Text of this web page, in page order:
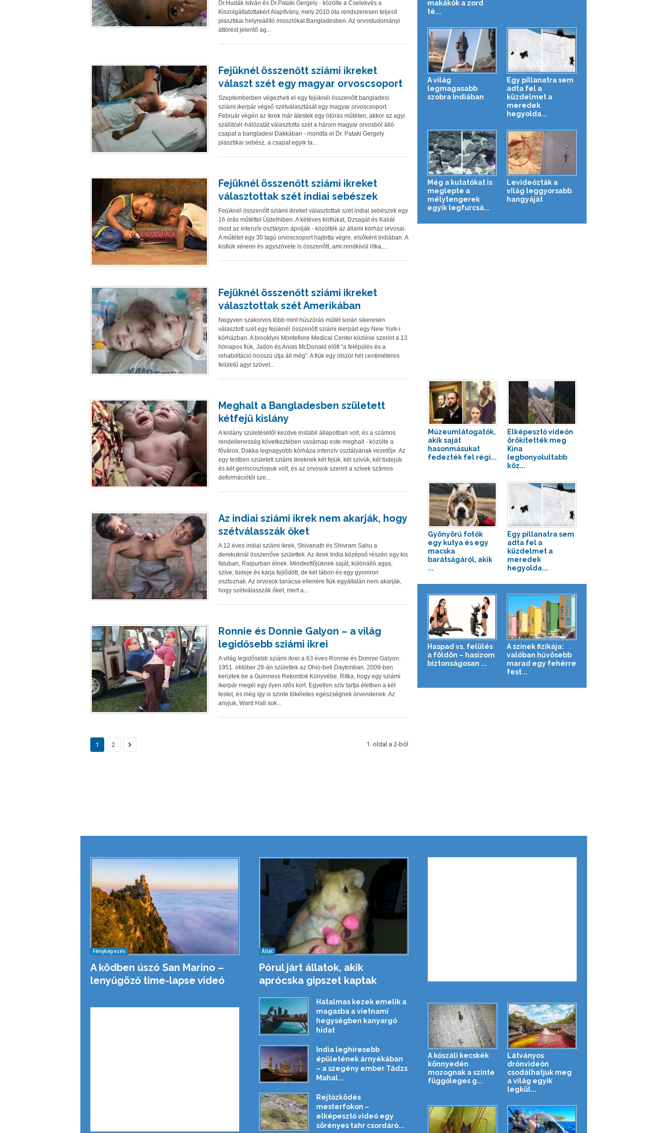
Dr.Hudák István és Dr.Pataki Gergely - közölte a Cselekvés a
Kiszolgáltatottakért Alapítvány, mely 2010 óta rendszeresen teljesít
plasztikai helyreállító missziókat Bangladesben. Az orvostudományi
áttörést jelentő ag...
Fejüknél összenőtt sziámi ikreket
választ szét egy magyar orvoscsoport
Szeptemberben végezheti el egy fejüknél összenőtt bangladesi
sziámi ikerpár végső szétválasztását egy magyar orvoscsoport.
Február végén az ikrek már átestek egy ötórás műtéten, akkor az agyi
szállítóér-hálózatát választotta szét a három magyar orvosból álló
csapat a bangladesi Dakkában - mondta el Dr. Pataki Gergely
plasztikai sebész, a csapat egyik ta...
Fejüknél összenőtt sziámi ikreket
választottak szét indiai sebészek
Fejüknél összenőtt sziámi ikreket választottak szét indiai sebészek egy
16 órás műtéttel Újdelhiben. A kétéves kisfiúkat, Dzsagát és Kaliát
most az intenzív osztályon ápolják - közölték az állami kórház orvosai.
A műtétet egy 30 tagú orvoscsoport hajtotta végre, elsőként Indiában. A
kisfiúk vérerei és agyszövete is összenőtt, ami rendkívül ritka,...
Fejüknél összenőtt sziámi ikreket
választottak szét Amerikában
Negyven szakorvos több mint húszórás műtét során sikeresen
választott szét egy fejüknél összenőtt sziámi ikerpárt egy New York-i
kórházban. A brooklyni Montefiore Medical Center közlése szerint a 13
hónapos fiúk, Jadon és Anias McDonald előtt “a felépülés és a
rehabilitáció hosszú útja áll még”. A fiúk egy ötször hét centiméteres
felületű agyi szövet...
Meghalt a Bangladesben született
kétfejű kislány
A kislány születésétől kezdve instabil állapotban volt, és a számos
rendellenesség következtében vasárnap este meghalt - közölte a
főváros, Dakka legnagyobb kórháza intenzív osztályának vezetője. Az
egy testben született sziámi ikreknek két fejük, két szívük, két tüdejük
és két gerincoszlopuk volt, és az orvosok szerint a szívek számos
deformációtól sze...
Az indiai sziámi ikrek nem akarják, hogy
szétválasszák őket
A 12 éves indiai sziámi ikrek, Shivanath és Shivram Sahu a
derekuknál összenőve születtek. Az ikrek India középső részén egy kis
faluban, Raipurban élnek. Mindkettőjüknek saját, különálló agya,
szíve, tüdeje és karja fejlődött, de két lábon és egy gyomron
osztoznak. Az orvosok tanácsa ellenére fiúk egyáltalán nem akarják,
hogy szétválasszák őket, mert a...
Ronnie és Donnie Galyon – a világ
legidősebb sziámi ikrei
A világ legidősebb sziámi ikrei a 63 éves Ronnie és Donnie Galyon.
1951. október 28-án születtek az Ohio-beli Daytonban. 2009-ben
kerültek be a Guinness Rekordok Könyvébe. Ritka, hogy egy sziámi
ikerpár megél egy ilyen idős kort. Egyetlen szív tartja életben a két
testet, és még így is szinte tökéletes egészségnek örvendenek. Az
anyjuk, Ward Hall sok...
1 2 1. oldal a 2-ból
makákók a zord
té...
A világ
legmagasabb
szobra Indiában
Egy pillanatra sem
adta fel a
küzdelmet a
meredek
hegyolda...
Még a kutatókat is
meglepte a
mélytengerek
egyik legfurcsá...
Levideózták a
világ leggyorsabb
hangyáját
Múzeumlátogatók,
akik saját
hasonmásukat
fedezték fel régi...
Elképesztő videón
örökítették meg
Kína
legbonyolultabb
köz...
Gyönyörű fotók
egy kutya és egy
macska
barátságáról, akik
...
Egy pillanatra sem
adta fel a
küzdelmet a
meredek
hegyolda...
Haspad vs. felülés
a földön – hasizom
biztonságosan ...
A színek fizikája:
valóban hűvösebb
marad egy fehérre
fest...
Fényképezés
A ködben úszó San Marino –
lenyűgöző time-lapse videó
Állat
Pórul járt állatok, akik
aprócska gipszet kaptak
Hatalmas kezek emelik a
magasba a vietnami
hegységben kanyargó
hidat
India leghíresebb
épületének árnyékában
– a szegény ember Tádzs
Mahal...
Rejtőzködés
mesterfokon –
elképesztő videó egy
sörényes tahr csordáró...
A kőszáli kecskék
könnyedén
mozognak a szinte
függőleges g...
Látványos
drónvideón
csodálhatjuk meg
a világ egyik
legkül...